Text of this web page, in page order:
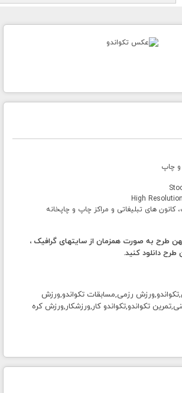
و چاپ
کانون های تبلیغاتی و مراکز چاپ و چاپخانه
طرح به صورت همزمان از سایتهای گرافیک ،
دانلود کنید.
رزمی,مسابقات تکواندو,ورزش
تکواندو,تکواندو کار,ورزشکار,ورزش کره